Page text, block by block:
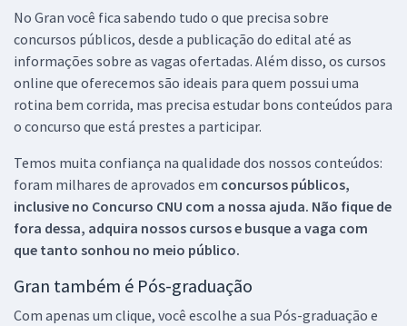
No Gran você fica sabendo tudo o que precisa sobre
concursos públicos, desde a publicação do edital até as
informações sobre as vagas ofertadas. Além disso, os cursos
online que oferecemos são ideais para quem possui uma
rotina bem corrida, mas precisa estudar bons conteúdos para
o concurso que está prestes a participar.
Temos muita confiança na qualidade dos nossos conteúdos:
foram milhares de aprovados em concursos públicos,
inclusive no Concurso CNU com a nossa ajuda. Não fique de
fora dessa, adquira nossos cursos e busque a vaga com
que tanto sonhou no meio público.
Gran também é Pós-graduação
Com apenas um clique, você escolhe a sua Pós-graduação e